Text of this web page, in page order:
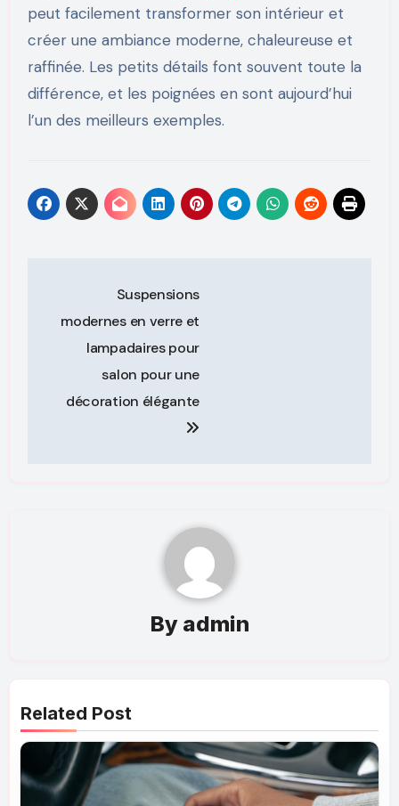
peut facilement transformer son intérieur et
créer une ambiance moderne, chaleureuse et
raffinée. Les petits détails font souvent toute la
différence, et les poignées en sont aujourd’hui
l’un des meilleurs exemples.
navigation
Suspensions
modernes en verre et
lampadaires pour
salon pour une
décoration élégante
By admin
Related Post